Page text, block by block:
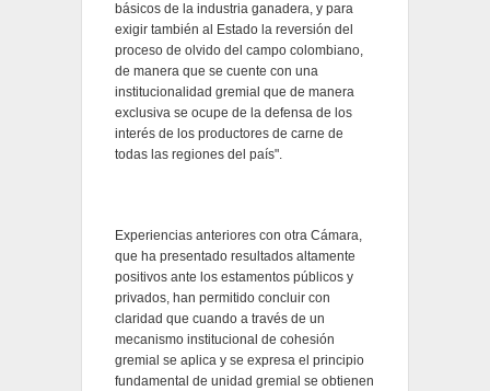
básicos de la industria ganadera, y para
exigir también al Estado la reversión del
proceso de olvido del campo colombiano,
de manera que se cuente con una
institucionalidad gremial que de manera
exclusiva se ocupe de la defensa de los
interés de los productores de carne de
todas las regiones del país".
Experiencias anteriores con otra Cámara,
que ha presentado resultados altamente
positivos ante los estamentos públicos y
privados, han permitido concluir con
claridad que cuando a través de un
mecanismo institucional de cohesión
gremial se aplica y se expresa el principio
fundamental de unidad gremial se obtienen